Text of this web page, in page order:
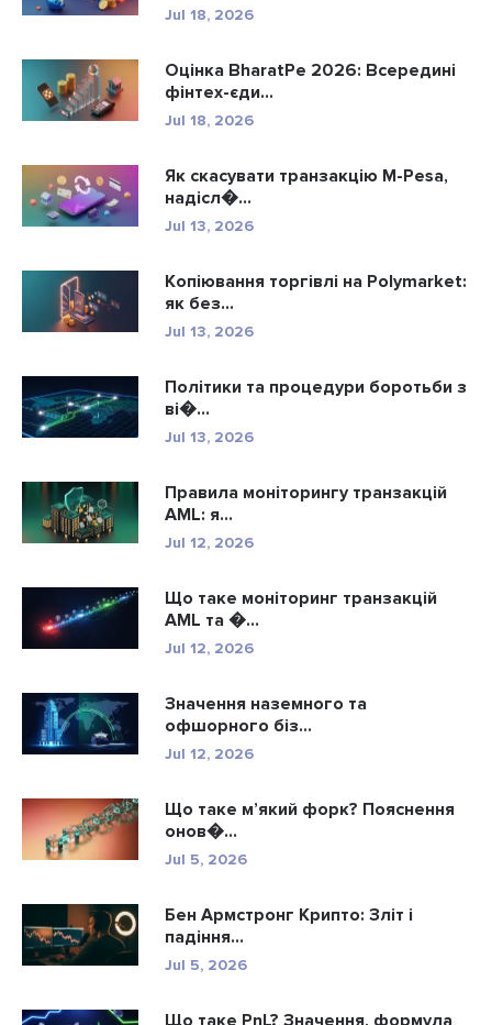
Jul 18, 2026
Оцінка BharatPe 2026: Всередині
фінтех-єди...
Jul 18, 2026
Як скасувати транзакцію M-Pesa,
надісл�...
Jul 13, 2026
Копіювання торгівлі на Polymarket:
як без...
Jul 13, 2026
Політики та процедури боротьби з
ві�...
Jul 13, 2026
Правила моніторингу транзакцій
AML: я...
Jul 12, 2026
Що таке моніторинг транзакцій
AML та �...
Jul 12, 2026
Значення наземного та
офшорного біз...
Jul 12, 2026
Що таке м’який форк? Пояснення
онов�...
Jul 5, 2026
Бен Армстронг Крипто: Зліт і
падіння...
Jul 5, 2026
Що таке PnL? Значення, формула